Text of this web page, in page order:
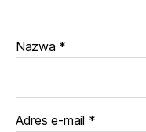
Nazwa *
Adres e-mail *